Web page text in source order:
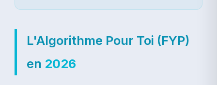
L'Algorithme Pour Toi (FYP)
en 2026